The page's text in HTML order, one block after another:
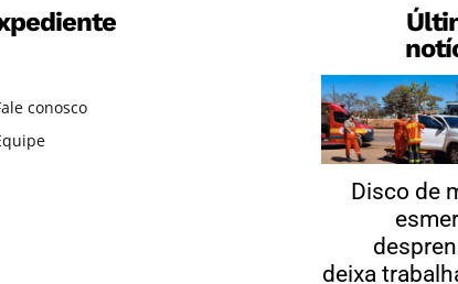
conosco
Disco de
deixa